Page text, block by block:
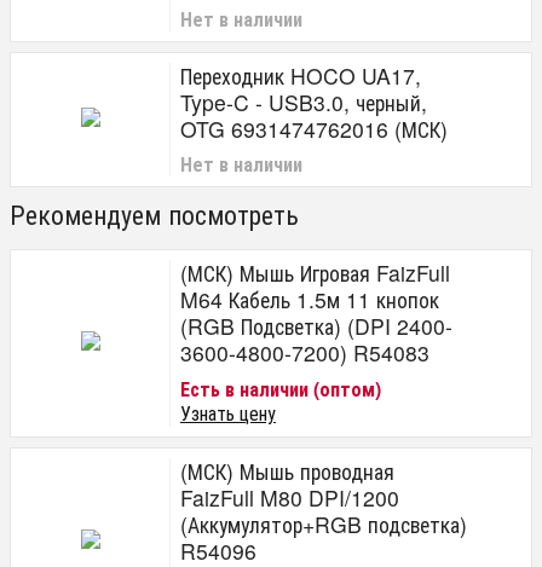
Нет в наличии
Переходник HOCO UA17,
Type-C - USB3.0, черный,
OTG 6931474762016 (МСК)
Нет в наличии
Рекомендуем посмотреть
(МСК) Мышь Игровая FaizFull
M64 Кабель 1.5м 11 кнопок
(RGB Подсветка) (DPI 2400-
3600-4800-7200) R54083
Есть в наличии (оптом)
Узнать цену
(МСК) Мышь проводная
FaizFull M80 DPI/1200
(Аккумулятор+RGB подсветка)
R54096